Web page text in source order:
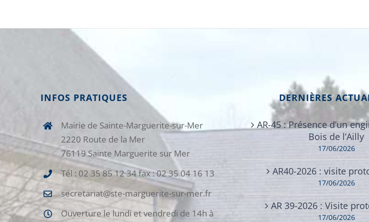
INFOS PRATIQUES
Mairie de Sainte-Marguerite-sur-Mer
2220 Route de la Mer
76119 Sainte Marguerite sur Mer
Tél : 02 35 85 12 34 fax : 02 35 04 16 13
secretariat@ste-marguerite-sur-mer.fr
Ouverture le lundi et vendredi de 14h à
DERNIÈRES
AR-45 : Présence d’un
Bois de l’Ailly
17/06/2026
AR40-2026 : visite
17/06/2026
AR 39-2026 : Visite
17/06/2026